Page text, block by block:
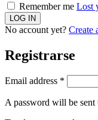
Remember me Lost
No account yet? Create
Registrarse
Email address *
A password will be sent